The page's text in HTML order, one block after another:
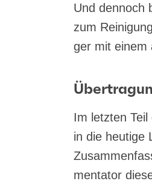
Und den­noch
zum
ger mit einem
Im letz­ten
in die heu­ti­ge
men­ta­tor